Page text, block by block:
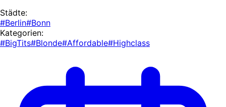
Städte:
#Berlin#Bonn
Kategorien:
#BigTits#Blonde#Affordable#Highclass